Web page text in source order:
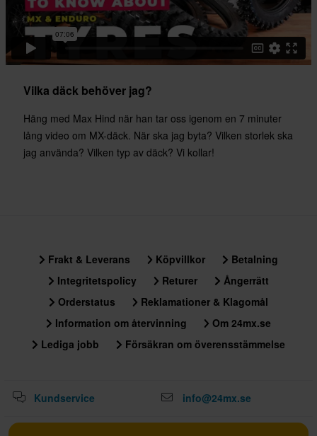
Vilka däck behöver jag?
Häng med Max Hind när han tar oss igenom en 7 minuter
lång video om MX-däck. När ska jag byta? Vilken storlek ska
jag använda? Vilken typ av däck? Vi kollar!
Frakt & Leverans Köpvillkor
Betalning
Integritetspolicy
Returer
Ångerrätt
Orderstatus
Reklamationer & Klagomål
Information om återvinning
Om 24mx.se
Lediga jobb
Försäkran om överensstämmelse
Kundservice info@24mx.se